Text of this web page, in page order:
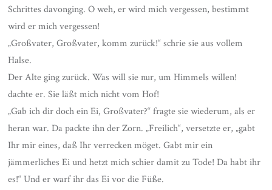
Schrittes davonging. O weh, er wird mich vergessen, bestimmt
wird er mich vergessen!
„Großvater, Großvater, komm zurück!“ schrie sie aus vollem
Halse.
Der Alte ging zurück. Was will sie nur, um Himmels willen!
dachte er. Sie läßt mich nicht vom Hof!
„Gab ich dir doch ein Ei, Großvater?“ fragte sie wiederum, als er
heran war. Da packte ihn der Zorn. „Freilich“, versetzte er, „gabt
Ihr mir eines, daß Ihr verrecken möget. Gabt mir ein
jämmerliches Ei und hetzt mich schier damit zu Tode! Da habt ihr
es!“ Und er warf ihr das Ei vor die Füße.